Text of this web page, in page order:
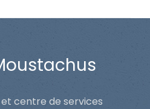
centre de services